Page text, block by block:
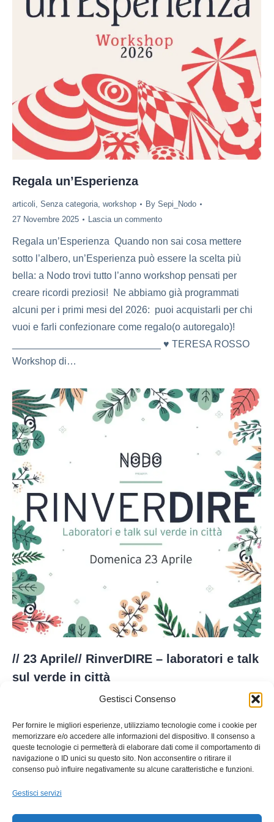
Gestisci Consenso
Per fornire le migliori esperienze, utilizziamo tecnologie come i cookie per
memorizzare e/o accedere alle informazioni del dispositivo. Il consenso a
queste tecnologie ci permetterà di elaborare dati come il comportamento di
navigazione o ID unici su questo sito. Non acconsentire o ritirare il
consenso può influire negativamente su alcune caratteristiche e funzioni.
Gestisci servizi
Regala un’Esperienza
articoli, Senza categoria, workshop By Sepi_Nodo
27 Novembre 2025
Lascia un commento
Regala un’Esperienza Quando non sai cosa mettere
sotto l’albero, un’Esperienza può essere la scelta più
bella: a Nodo trovi tutto l’anno workshop pensati per
creare ricordi preziosi! Ne abbiamo già programmati
alcuni per i primi mesi del 2026: puoi acquistarli per chi
vuoi e farli confezionare come regalo(o autoregalo)!
___________________________ ♥ TERESA ROSSO
Workshop di…
// 23 Aprile// RinverDIRE – laboratori e talk
sul verde in città
Sepi_Nodo
19 Marzo 2023
RinverDIRE – laboratori e talk sul verde in città
Durante tutta la giornata negli spazi esterni a Nodo:
Le specialità di Caffètte, il barista errante. Caffè
selezionati e prodotti locali.